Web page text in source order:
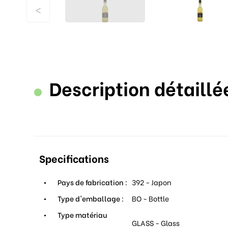
<
Description
Specifications
Pays de fabrication : 392 - Japon
Type d'emballage :
BO - Bottle
Type matériau
GLASS - Glass